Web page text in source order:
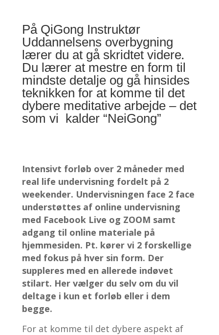
På QiGong Instruktør
Uddannelsens overbygning
lærer du at gå skridtet videre.
Du lærer at mestre en form til
mindste detalje og gå hinsides
teknikken for at komme til det
dybere meditative arbejde – det
som vi kalder “NeiGong”
Intensivt forløb over 2 måneder med
real life undervisning fordelt på 2
weekender. Undervisningen face 2 face
understøttes af online undervisning
med Facebook Live og ZOOM samt
adgang til online materiale på
hjemmesiden. Pt. kører vi 2 forskellige
med fokus på hver sin form. Der
suppleres med en allerede indøvet
stilart. Her vælger du selv om du vil
deltage i kun et forløb eller i dem
begge.
For at komme til det dybere aspekt af